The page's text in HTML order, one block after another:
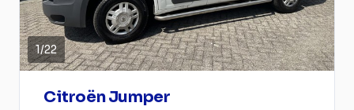
1/22
Citroën Jumper